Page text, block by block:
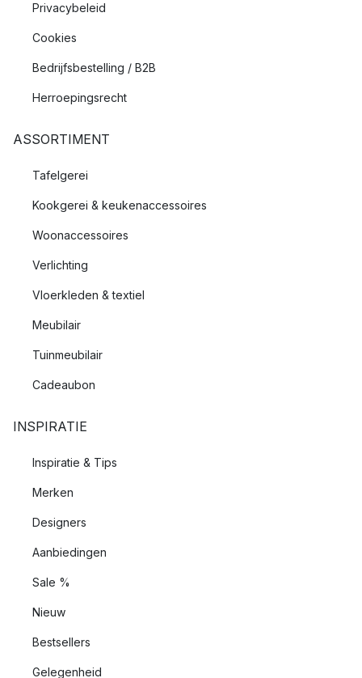
Privacybeleid
Cookies
Bedrijfsbestelling / B2B
Herroepingsrecht
ASSORTIMENT
Tafelgerei
Kookgerei & keukenaccessoires
Woonaccessoires
Verlichting
Vloerkleden & textiel
Meubilair
Tuinmeubilair
Cadeaubon
INSPIRATIE
Inspiratie & Tips
Merken
Designers
Aanbiedingen
Sale %
Nieuw
Bestsellers
Gelegenheid